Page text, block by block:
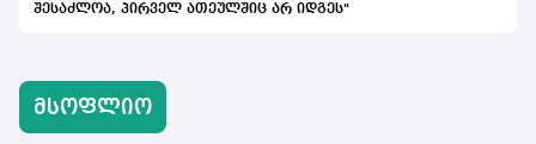
შესაძლოა, პირველ ათეულშიც არ იდგეს"
მსოფლიო